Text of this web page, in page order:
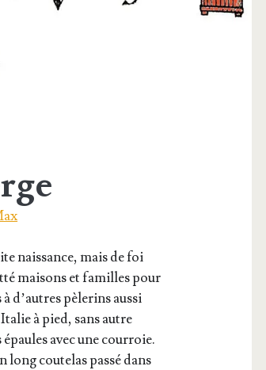
nais­sance, mais de foi
mai­sons et familles pour
d’autres pèle­rins aus­si
à pied, sans autre
avec une cour­roie.
long cou­te­las pas­sé dans